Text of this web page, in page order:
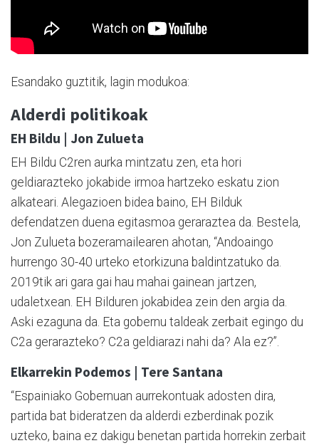
Esandako guztitik, lagin modukoa:
Alderdi politikoak
EH Bildu | Jon Zulueta
EH Bildu C2ren aurka mintzatu zen, eta hori
geldiarazteko jokabide irmoa hartzeko eskatu zion
alkateari. Alegazioen bidea baino, EH Bilduk
defendatzen duena egitasmoa geraraztea da. Bestela,
Jon Zulueta bozeramailearen ahotan, “Andoaingo
hurrengo 30-40 urteko etorkizuna baldintzatuko da.
2019tik ari gara gai hau mahai gainean jartzen,
udaletxean. EH Bilduren jokabidea zein den argia da.
Aski ezaguna da. Eta gobernu taldeak zerbait egingo du
C2a gerarazteko? C2a geldiarazi nahi da? Ala ez?”.
Elkarrekin Podemos | Tere Santana
“Espainiako Gobernuan aurrekontuak adosten dira,
partida bat bideratzen da alderdi ezberdinak pozik
uzteko, baina ez dakigu benetan partida horrekin zerbait